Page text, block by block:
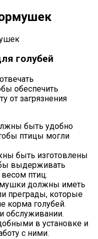
голубей
обеспечить
от загрязнения
быть удобно
птицы могли
быть изготовлены
выдерживать
весом птиц.
должны иметь
преграды, которые
корма голубей.
обслуживании.
в установке и
с ними.